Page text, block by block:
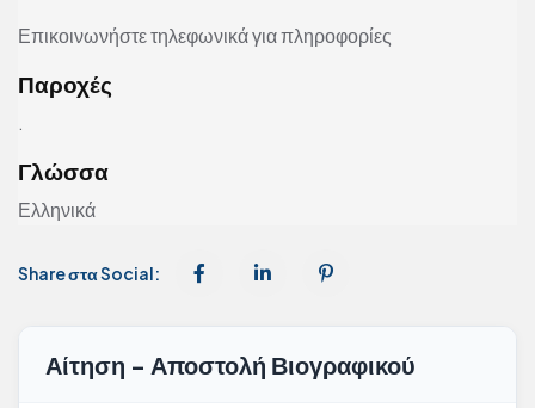
Επικοινωνήστε τηλεφωνικά για πληροφορίες
Παροχές
.
Γλώσσα
Ελληνικά
Share στα Social:
Αίτηση - Αποστολή Βιογραφικού